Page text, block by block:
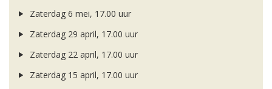
Zaterdag 6 mei, 17.00 uur
Zaterdag 29 april, 17.00 uur
Zaterdag 22 april, 17.00 uur
Zaterdag 15 april, 17.00 uur